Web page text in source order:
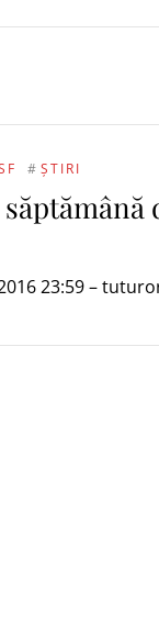
# ȘTIRI
23:59 –